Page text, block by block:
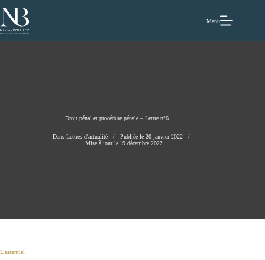
au
contenu
Menu
Droit pénal et procédure pénale – Lettre n°6
Dans Lettres d'actualité Publiée le 20 janvier 2022
Mise à jour le 19 décembre 2022
L’essentiel